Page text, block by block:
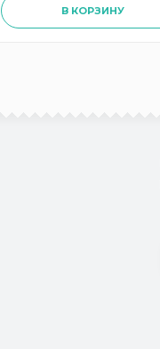
В КОРЗИНУ